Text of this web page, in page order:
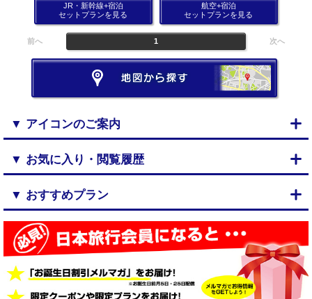
JR・新幹線+宿泊
セットプランを見る
航空+宿泊
セットプランを見る
前へ 1 次へ
▼ アイコンのご案内
▼ お気に入り・閲覧履歴
▼ おすすめプラン